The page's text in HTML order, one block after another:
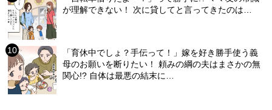
が理解できない！ 次に貸してと言ってきたのは…
「育休中でしょ？手伝って！」嫁を好き勝手使う義
母のお願いを断りたい！ 頼みの綱の夫はまさかの無
関心!? 自体は最悪の結末に…